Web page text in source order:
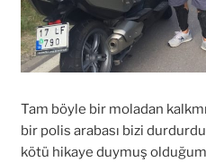
Tam böyle bir moladan
bir polis arabası bizi
kötü hikaye duymuş